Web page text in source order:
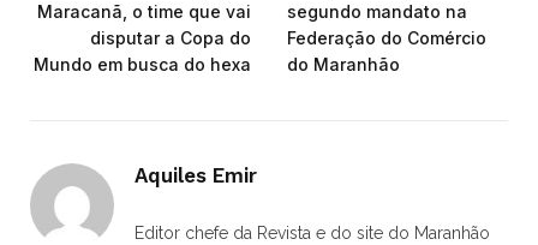
Maracanã, o time que vai
disputar a Copa do
Mundo em busca do hexa
segundo mandato na
Federação do Comércio
do Maranhão
Aquiles Emir
Editor chefe da Revista e do site do Maranhão